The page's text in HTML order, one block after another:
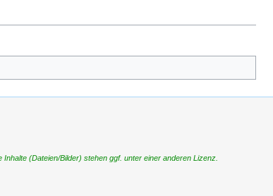
(Dateien/Bilder) stehen ggf. unter einer anderen Lizenz.